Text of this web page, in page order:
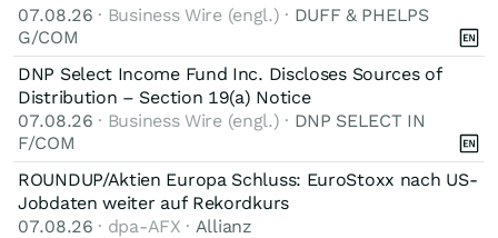
07.08.26 · Business Wire (engl.) · DUFF & PHELPS
G/COM
DNP Select Income Fund Inc. Discloses Sources of
Distribution – Section 19(a) Notice
07.08.26 · Business Wire (engl.) · DNP SELECT IN
F/COM
ROUNDUP/Aktien Europa Schluss: EuroStoxx nach US-
Jobdaten weiter auf Rekordkurs
07.08.26 · dpa-AFX · Allianz